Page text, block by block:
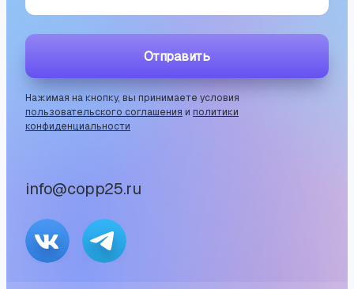
info@copp25.ru
Отправить
Нажимая на кнопку, вы принимаете условия
пользовательского соглашения и политики
конфиденциальности